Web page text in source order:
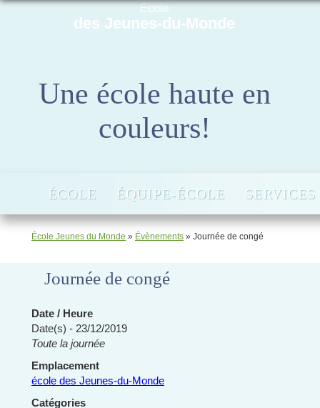
École
des Jeunes-du-Monde
Une école haute en
couleurs!
ÉCOLE ÉQUIPE-ÉCOLE SERVICES
École Jeunes du Monde » Évènements » Journée de congé
Journée de congé
Date / Heure
Date(s) - 23/12/2019
Toute la journée
Emplacement
école des Jeunes-du-Monde
Catégories